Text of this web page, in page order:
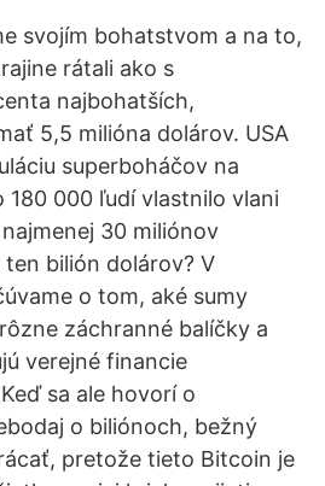
svojím bohatstvom a na to,
rátali ako s
najbohatších,
5,5 milióna dolárov. USA
superboháčov na
180 000 ľudí vlastnilo vlani
30 miliónov
bilión dolárov? V
o tom, aké sumy
záchranné balíčky a
verejné financie
sa ale hovorí o
o biliónoch, bežný
pretože tieto Bitcoin je